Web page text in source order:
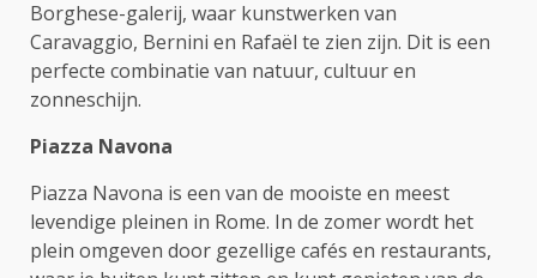
Borghese-galerij, waar kunstwerken van
Caravaggio, Bernini en Rafaël te zien zijn. Dit is een
perfecte combinatie van natuur, cultuur en
zonneschijn.
Piazza Navona
Piazza Navona is een van de mooiste en meest
levendige pleinen in Rome. In de zomer wordt het
plein omgeven door gezellige cafés en restaurants,